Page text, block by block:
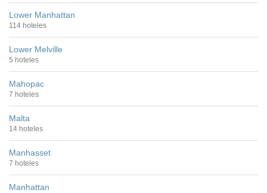
Lower Manhattan
114 hoteles
Lower Melville
5 hoteles
Mahopac
7 hoteles
Malta
14 hoteles
Manhasset
7 hoteles
Manhattan